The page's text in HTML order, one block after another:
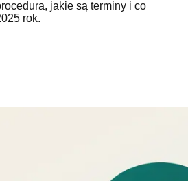
jakie są terminy i co
rok.